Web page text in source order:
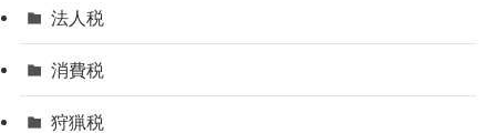
法人税
消費税
狩猟税